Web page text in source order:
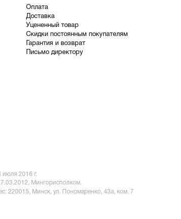
Оплата
Доставка
Уцененный товар
Скидки постоянным покупателям
Гарантия и возврат
Письмо директору
июля 2016 г.
Мингорисполком.
220015, Минск, ул. Пономаренко, 43а, ком. 7